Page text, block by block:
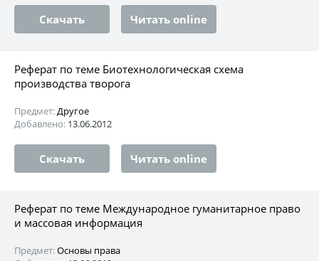
Скачать Читать online
Реферат по теме Биотехнологическая схема
производства творога
Предмет:Другое
Добавлено: 13.06.2012
Скачать Читать online
Реферат по теме Международное гуманитарное право
и массовая информация
Предмет:Основы права